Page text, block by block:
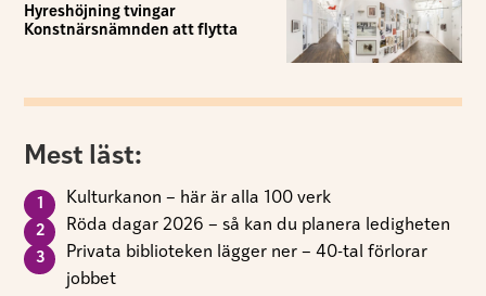
Hyreshöjning tvingar
Konstnärsnämnden att flytta
Mest läst:
Kulturkanon – här är alla 100 verk
Röda dagar 2026 – så kan du planera ledigheten
Privata biblioteken lägger ner – 40-tal förlorar
jobbet